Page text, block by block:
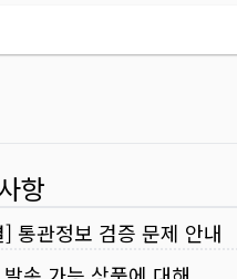
항
통관정보 검증 문제 안내